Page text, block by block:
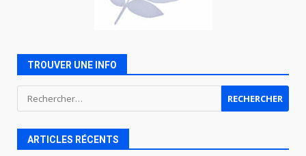
TROUVER UNE INFO
Rechercher :
ARTICLES RÉCENTS